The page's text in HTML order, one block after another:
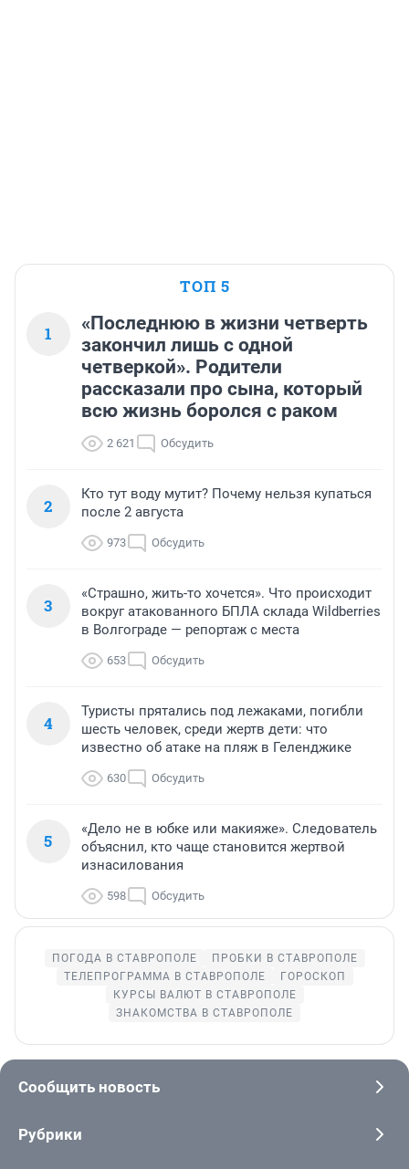
ТОП 5
1
«Последнюю в жизни четверть
закончил лишь с одной
четверкой». Родители
рассказали про сына, который
всю жизнь боролся с раком
2 621 Обсудить
2
Кто тут воду мутит? Почему нельзя купаться
после 2 августа
973 Обсудить
3
«Страшно, жить-то хочется». Что происходит
вокруг атакованного БПЛА склада Wildberries
в Волгограде — репортаж с места
653 Обсудить
4
Туристы прятались под лежаками, погибли
шесть человек, среди жертв дети: что
известно об атаке на пляж в Геленджике
630 Обсудить
5
«Дело не в юбке или макияже». Следователь
объяснил, кто чаще становится жертвой
изнасилования
598 Обсудить
ПОГОДА В СТАВРОПОЛЕ
ПРОБКИ В СТАВРОПОЛЕ
ТЕЛЕПРОГРАММА В СТАВРОПОЛЕ
ГОРОСКОП
КУРСЫ ВАЛЮТ В СТАВРОПОЛЕ
ЗНАКОМСТВА В СТАВРОПОЛЕ
Сообщить новость
Рубрики